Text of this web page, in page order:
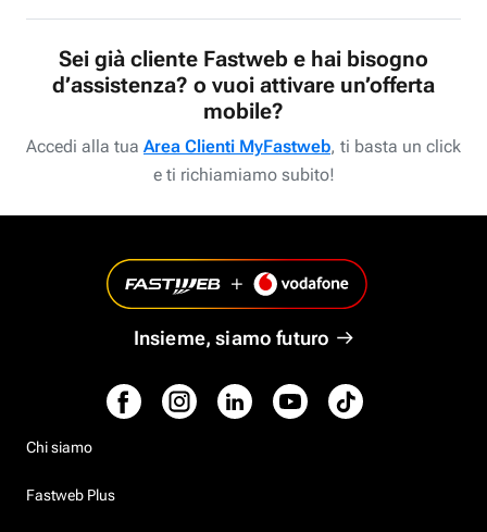
Sei già cliente Fastweb e hai bisogno
d’assistenza? o vuoi attivare un’offerta
mobile?
Accedi alla tua Area Clienti MyFastweb, ti basta un click
e ti richiamiamo subito!
Insieme, siamo futuro
Chi siamo
Fastweb Plus